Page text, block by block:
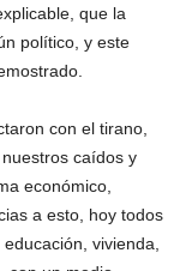
que la
político, y este
con el tirano,
caídos y
económico,
a esto, hoy todos
vivienda,